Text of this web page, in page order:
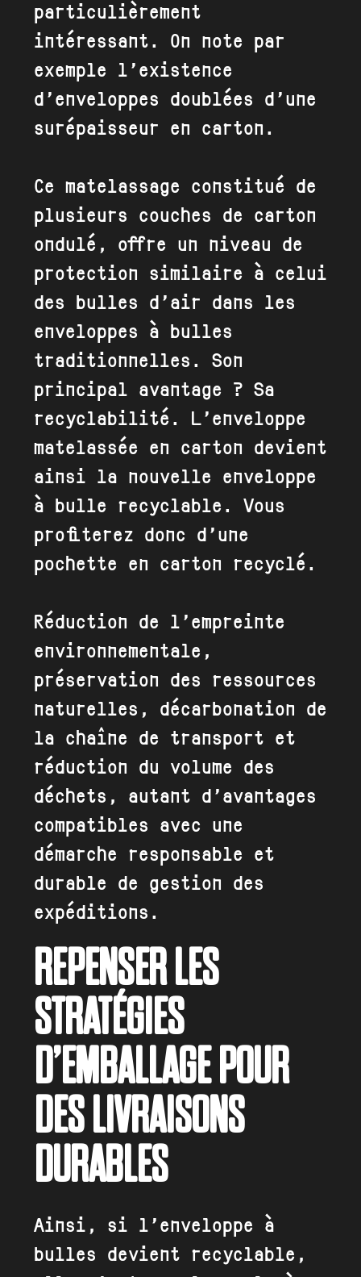
particulièrement
intéressant. On note par
exemple l’existence
d’enveloppes doublées d’une
surépaisseur en carton.
Ce matelassage constitué de
plusieurs couches de carton
ondulé, offre un niveau de
protection similaire à celui
des bulles d’air dans les
enveloppes à bulles
traditionnelles. Son
principal avantage ? Sa
recyclabilité. L’enveloppe
matelassée en carton devient
ainsi la nouvelle enveloppe
à bulle recyclable. Vous
profiterez donc d’une
pochette en carton recyclé .
Réduction de l’empreinte
environnementale,
préservation des ressources
naturelles, décarbonation de
la chaîne de transport et
réduction du volume des
déchets, autant d’avantages
compatibles avec une
démarche responsable et
durable de gestion des
expéditions.
REPENSER LES
STRATÉGIES
D’EMBALLAGE POUR
DES LIVRAISONS
DURABLES
Ainsi, si l’enveloppe à
bulles devient recyclable,